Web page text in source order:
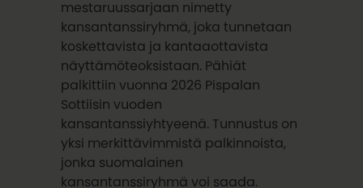
mestaruussarjaan nimetty
kansantanssiryhmä, joka tunnetaan
koskettavista ja kantaaottavista
näyttämöteoksistaan. Pähiät
palkittiin vuonna 2026 Pispalan
Sottiisin vuoden
kansantanssiyhtyeenä. Tunnustus on
yksi merkittävimmistä palkinnoista,
jonka suomalainen
kansantanssiryhmä voi saada.